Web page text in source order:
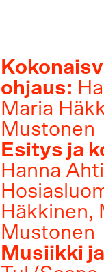
ohjaus:
Maria
Mustonen
Esitys ja
Hanna
Häkkinen,
Mustonen
Musiikki